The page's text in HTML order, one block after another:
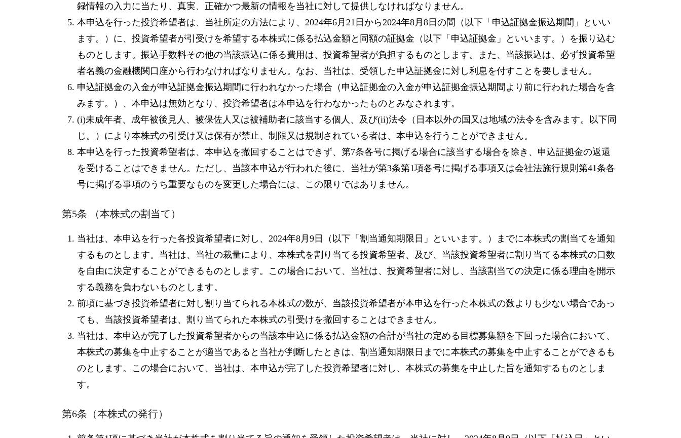
録情報の入力に当たり、真実、正確かつ最新の情報を当社に対して提供しなければなりません。
本申込を行った投資希望者は、当社所定の方法により、2024年6月21日から2024年8月8日の間（以下「申込証拠金振込期間」といい
ます。）に、投資希望者が引受けを希望する本株式に係る払込金額と同額の証拠金（以下「申込証拠金」といいます。）を振り込む
ものとします。振込手数料その他の当該振込に係る費用は、投資希望者が負担するものとします。また、当該振込は、必ず投資希望
者名義の金融機関口座から行わなければなりません。なお、当社は、受領した申込証拠金に対し利息を付すことを要しません。
申込証拠金の入金が申込証拠金振込期間に行われなかった場合（申込証拠金の入金が申込証拠金振込期間より前に行われた場合を含
みます。）、本申込は無効となり、投資希望者は本申込を行わなかったものとみなされます。
(i)未成年者、成年被後見人、被保佐人又は被補助者に該当する個人、及び(ii)法令（日本以外の国又は地域の法令を含みます。以下同
じ。）により本株式の引受け又は保有が禁止、制限又は規制されている者は、本申込を行うことができません。
本申込を行った投資希望者は、本申込を撤回することはできず、第7条各号に掲げる場合に該当する場合を除き、申込証拠金の返還
を受けることはできません。ただし、当該本申込が行われた後に、当社が第3条第1項各号に掲げる事項又は会社法施行規則第41条各
号に掲げる事項のうち重要なものを変更した場合には、この限りではありません。
第5条 （本株式の割当て）
当社は、本申込を行った各投資希望者に対し、2024年8月9日（以下「割当通知期限日」といいます。）までに本株式の割当てを通知
するものとします。当社は、当社の裁量により、本株式を割り当てる投資希望者、及び、当該投資希望者に割り当てる本株式の口数
を自由に決定することができるものとします。この場合において、当社は、投資希望者に対し、当該割当ての決定に係る理由を開示
する義務を負わないものとします。
前項に基づき投資希望者に対し割り当てられる本株式の数が、当該投資希望者が本申込を行った本株式の数よりも少ない場合であっ
ても、当該投資希望者は、割り当てられた本株式の引受けを撤回することはできません。
当社は、本申込が完了した投資希望者からの当該本申込に係る払込金額の合計が当社の定める目標募集額を下回った場合において、
本株式の募集を中止することが適当であると当社が判断したときは、割当通知期限日までに本株式の募集を中止することができるも
のとします。この場合において、当社は、本申込が完了した投資希望者に対し、本株式の募集を中止した旨を通知するものとしま
す。
第6条（本株式の発行）